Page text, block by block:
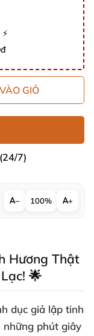
GIỎ
(24/7)
− 100% +
Hương Thật
🌟
dục giả lập tinh
những phút giây